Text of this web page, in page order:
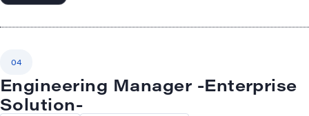
04
Engineering Manager -Enterprise
Solution-